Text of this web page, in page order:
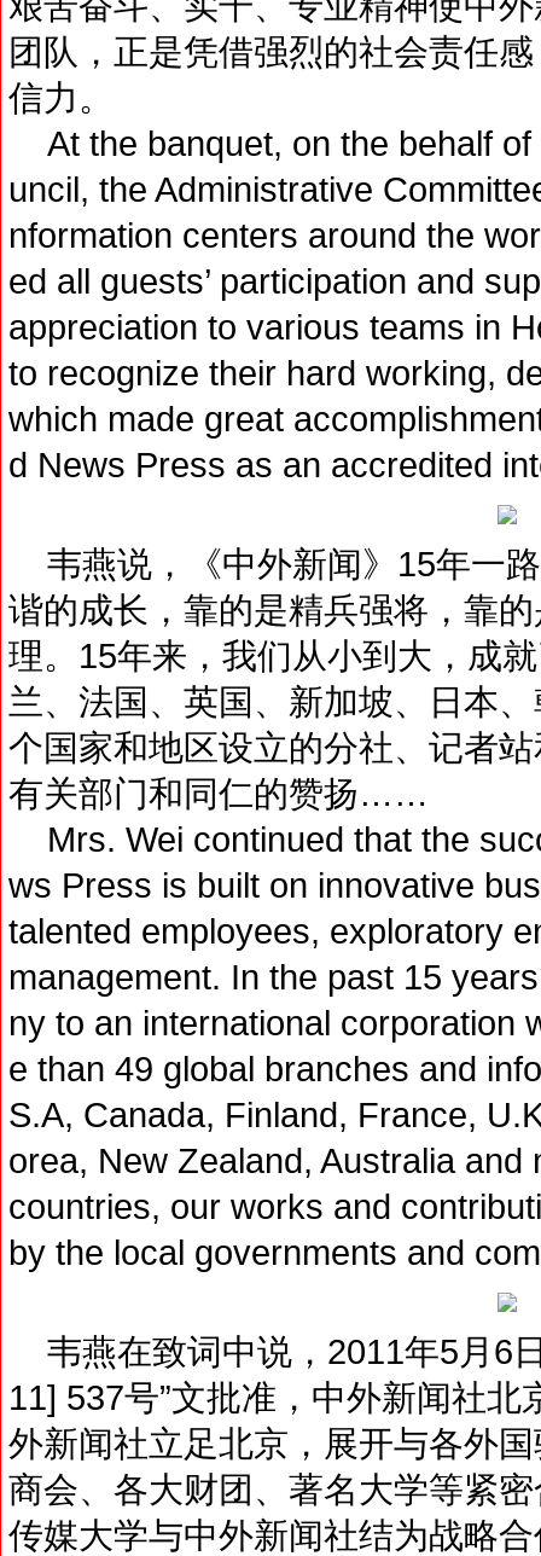
团队，正是凭借强烈的社会责任
信力。
At the banquet, on the behalf
uncil, the Administrative
nformation centers around the
ed all guests’ participation and
appreciation to various teams in
to recognize their hard working,
which made great
d News Press as an accredited
韦燕说，《中外新闻》15年一
谐的成长，靠的是精兵强将，靠
理。15年来，我们从小到大，成
兰、法国、英国、新加坡、日本
个国家和地区设立的分社、记者
有关部门和同仁的赞扬……
Mrs. Wei continued that the
ws Press is built on innovative
talented employees, exploratory
management. In the past 15
ny to an international corporation
e than 49 global branches and
S.A, Canada, Finland, France,
orea, New Zealand, Australia
countries, our works and
by the local governments and
韦燕在致词中说，2011年5月6
11] 537号”文批准，中外新闻社
外新闻社立足北京，展开与各外
商会、各大财团、著名大学等紧
传媒大学与中外新闻社结为战略